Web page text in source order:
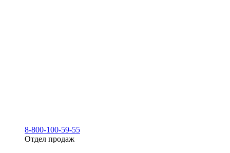
8-800-100-59-55
Отдел продаж